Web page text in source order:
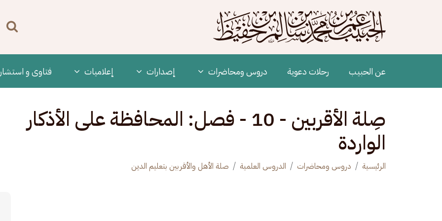
Main navigation
عن الحبيب رحلات دعوية دروس ومحاضرات ‫إصدارات إعلاميات فتاوى و
صِلة الأقربين - 10 - فصل: المحافظة على الأذكار
الواردة
الرئيسية دروس ومحاضرات الدروس العلمية صلة الأهل والأقربين بتعليم الدين